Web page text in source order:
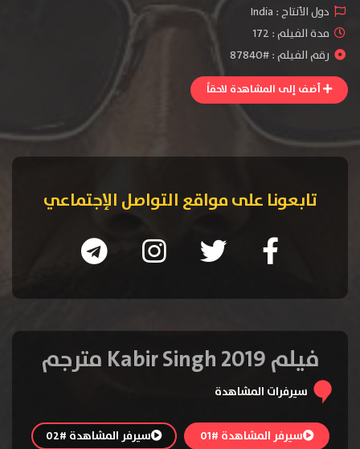
دول الأنتاج : India
مدة الفيلم : 172
رقم الفيلم : #87840
أضف إلى المشاهدة لاحقاً
تابعونا على مواقع التواصل الإجتماعي
فيلم Kabir Singh 2019 مترجم
سيرفرات المشاهدة
سيرفر المشاهدة #01 سيرفر المشاهدة #02